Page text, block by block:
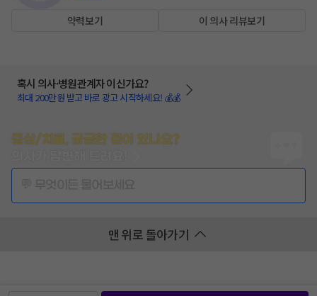
약력보기 이 의사 리뷰보기
혹시 의사·병원관계자 이신가요?
최대 200만원 받고 바로 광고 시작하세요! 💰💰
증상/치료, 궁금한 점이 있나요?
맨 위로 돌아가기